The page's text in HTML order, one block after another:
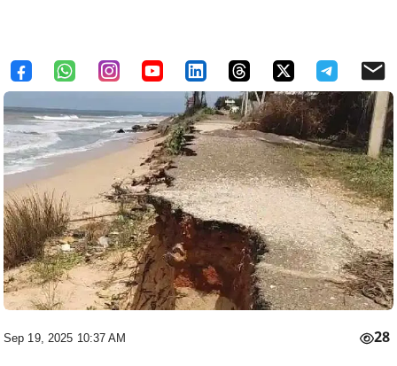
Sep 19, 2025 10:37 AM 28